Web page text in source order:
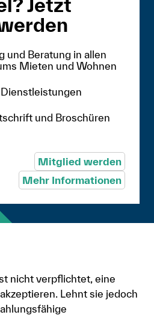
Jetzt
und Beratung in allen
Mieten und Wohnen
und Broschüren
Mitglied werden
Mehr Informationen
nicht verpflichtet, eine
Lehnt sie jedoch